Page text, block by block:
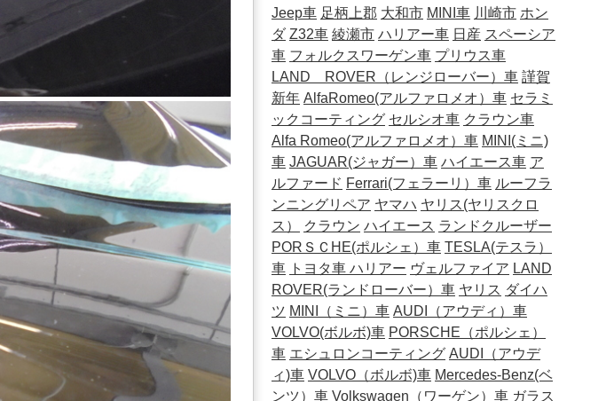
Jeep車 足柄上郡 大和市 MINI車 川崎市 ホン
ダ Z32車 綾瀬市 ハリアー車 日産 スペーシア
車 フォルクスワーゲン車 プリウス車
LAND ROVER（レンジローバー）車 謹賀
新年 AlfaRomeo(アルファロメオ）車 セラミ
ックコーティング セルシオ車 クラウン車
Alfa Romeo(アルファロメオ）車 MINI(ミニ)
車 JAGUAR(ジャガー）車 ハイエース車 ア
ルファード Ferrari(フェラーリ）車 ルーフラ
ンニングリペア ヤマハ ヤリス(ヤリスクロ
ス）
クラウン ハイエース ランドクルーザー
PORＳＣHE(ポルシェ）車 TESLA(テスラ）
車 トヨタ車 ハリアー ヴェルファイア LAND
ROVER(ランドローバー）車 ヤリス ダイハ
ツ MINI（ミニ）車 AUDI（アウディ）車
VOLVO(ボルボ)車 PORSCHE（ポルシェ）
車 エシュロンコーティング AUDI（アウデ
ィ)車 VOLVO（ボルボ)車 Mercedes-Benz(ベ
ンツ）車 Volkswagen（ワーゲン）車 ガラス